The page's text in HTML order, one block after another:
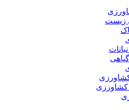
زیست
کشاورزی